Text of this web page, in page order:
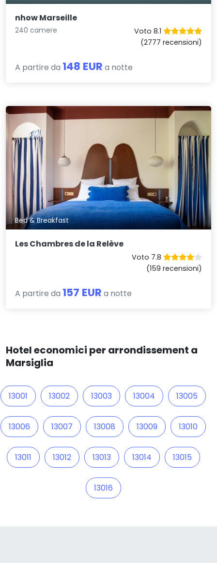
nhow Marseille
240 camere
Voto 8.1
(2777 recensioni)
A partire da 148 EUR a notte
Bed & Breakfast
Les Chambres de la Relève
Voto 7.8
(159 recensioni)
A partire da 157 EUR a notte
Hotel economici per arrondissement a
Marsiglia
13001 13002 13003 13004 13005
13006 13007 13008 13009 13010
13011 13012 13013 13014 13015
13016